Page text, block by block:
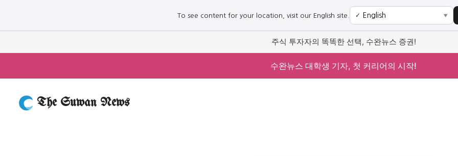
To see content for your location, visit our English site. ✓ ▼
주식 투자자의 똑똑한 선택, 수완뉴스 증권!
수완뉴스 대학생 기자, 첫 커리어의 시작!
The Suwan News